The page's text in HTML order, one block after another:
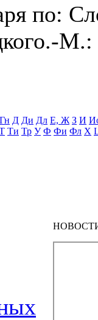
по:
Гн Д Ди Дл Е, Ж З И
Ти Тр У Ф Фи Фл Х